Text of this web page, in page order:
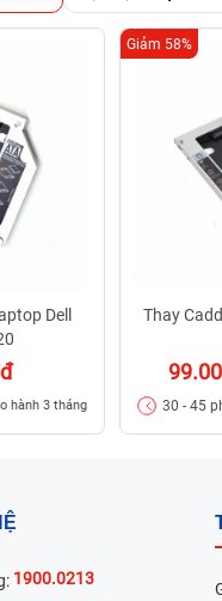
Dell
hành 3 tháng
Thay
Giảm 58%
30 - 45
1900.0213